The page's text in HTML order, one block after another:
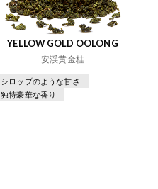
YELLOW GOLD OOLONG
安渓黄金桂
シロップのような甘さ
独特豪華な香り